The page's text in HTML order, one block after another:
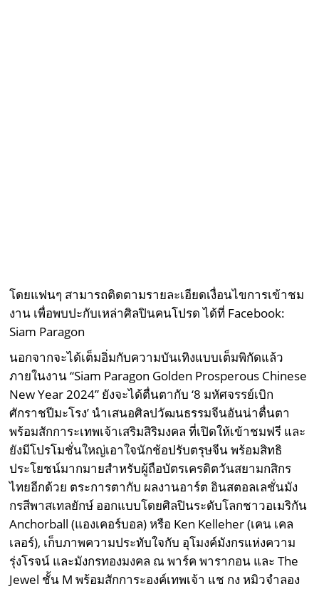
โดยแฟนๆ สามารถติดตามรายละเอียดเงื่อนไขการเข้าชม
งาน เพื่อพบปะกับเหล่าศิลปินคนโปรด ได้ที่ Facebook:
Siam Paragon
นอกจากจะได้เต็มอิ่มกับความบันเทิงแบบเต็มพิกัดแล้ว
ภายในงาน “Siam Paragon Golden Prosperous Chinese
New Year 2024” ยังจะได้ตื่นตากับ ‘8 มหัศจรรย์เบิก
ศักราชปีมะโรง’ นำเสนอศิลปวัฒนธรรมจีนอันน่าตื่นตา
พร้อมสักการะเทพเจ้าเสริมสิริมงคล ที่เปิดให้เข้าชมฟรี และ
ยังมีโปรโมชั่นใหญ่เอาใจนักช้อปรับตรุษจีน พร้อมสิทธิ
ประโยชน์มากมายสำหรับผู้ถือบัตรเครดิตวันสยามกสิกร
ไทยอีกด้วย ตระการตากับ ผลงานอาร์ต อินสตอลเลชั่นมัง
กรสีพาสเทลยักษ์ ออกแบบโดยศิลปินระดับโลกชาวอเมริกัน
Anchorball (แองเคอร์บอล) หรือ Ken Kelleher (เคน เคล
เลอร์), เก็บภาพความประทับใจกับ อุโมงค์มังกรแห่งความ
รุ่งโรจน์ และมังกรทองมงคล ณ พาร์ค พารากอน และ The
Jewel ชั้น M พร้อมสักการะองค์เทพเจ้า แช กง หมิวจำลอง